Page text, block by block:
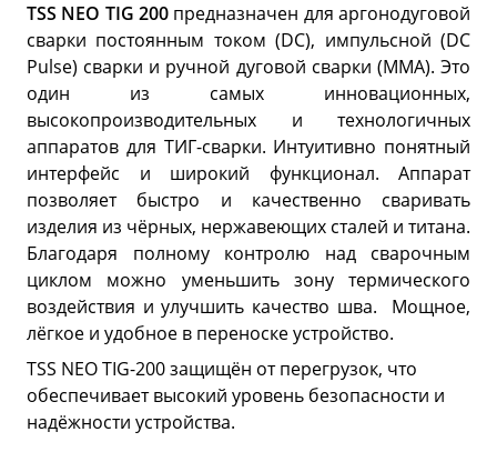
TSS NEO TIG 200 предназначен для аргонодуговой
сварки постоянным током (DC), импульсной (DC
Pulse) сварки и ручной дуговой сварки (MMA). Это
один из самых инновационных,
высокопроизводительных и технологичных
аппаратов для ТИГ-сварки. Интуитивно понятный
интерфейс и широкий функционал. Аппарат
позволяет быстро и качественно сваривать
изделия из чёрных, нержавеющих сталей и титана.
Благодаря полному контролю над сварочным
циклом можно уменьшить зону термического
воздействия и улучшить качество шва. Мощное,
лёгкое и удобное в переноске устройство.
TSS NEO TIG-200 защищён от перегрузок, что
обеспечивает высокий уровень безопасности и
надёжности устройства.